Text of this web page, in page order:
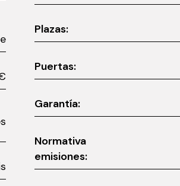
€
Plazas:
Puertas:
Garantía:
Normativa
emisiones: